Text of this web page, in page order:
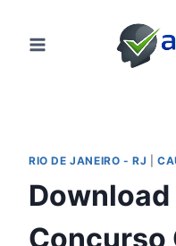
para
RIO DE JANEIRO - RJ |
Concurso